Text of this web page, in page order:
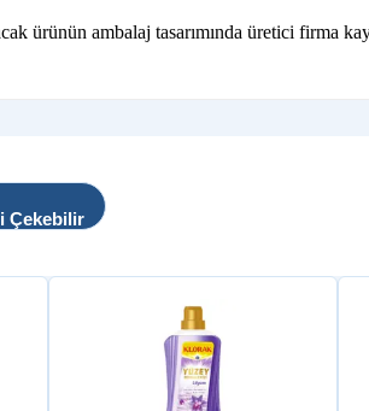
ürünün ambalaj tasarımında üretici firma
Çekebilir